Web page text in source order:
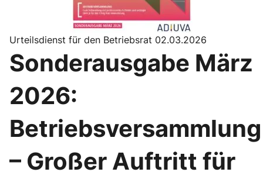
Urteilsdienst für den Betriebsrat 02.03.2026
Sonderausgabe März
2026:
Betriebsversammlung
– Großer Auftritt für